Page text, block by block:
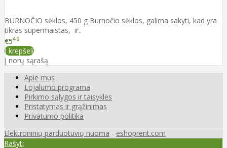
BURNOČIO sėklos, 450 g Burnočio sėklos, galima sakyti, kad yra
tikras supermaistas, ir..
€549
Į krepšelį
Į norų sąrašą
Apie mus
Lojalumo programa
Pirkimo sąlygos ir taisyklės
Pristatymas ir grąžinimas
Privatumo politika
Elektroninių parduotuvių nuoma - eshoprent.com
Rašyti